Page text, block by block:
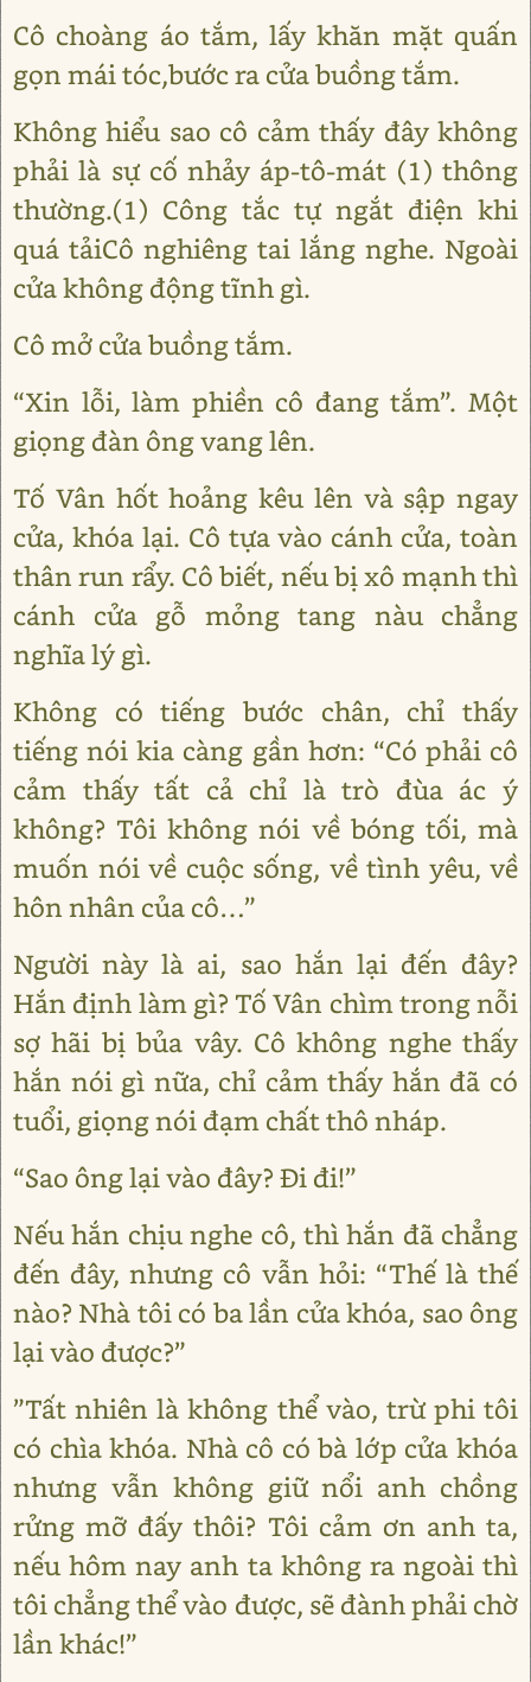
Cô choàng áo tắm, lấy khăn mặt quấn
gọn mái tóc,bước ra cửa buồng tắm.
Không hiểu sao cô cảm thấy đây không
phải là sự cố nhảy áp-tô-mát (1) thông
thường.(1) Công tắc tự ngắt điện khi
quá tảiCô nghiêng tai lắng nghe. Ngoài
cửa không động tĩnh gì.
Cô mở cửa buồng tắm.
“Xin lỗi, làm phiền cô đang tắm”. Một
giọng đàn ông vang lên.
Tố Vân hốt hoảng kêu lên và sập ngay
cửa, khóa lại. Cô tựa vào cánh cửa, toàn
thân run rẩy. Cô biết, nếu bị xô mạnh thì
cánh cửa gỗ mỏng tang nàu chẳng
nghĩa lý gì.
Không có tiếng bước chân, chỉ thấy
tiếng nói kia càng gần hơn: “Có phải cô
cảm thấy tất cả chỉ là trò đùa ác ý
không? Tôi không nói về bóng tối, mà
muốn nói về cuộc sống, về tình yêu, về
hôn nhân của cô…”
Người này là ai, sao hắn lại đến đây?
Hắn định làm gì? Tố Vân chìm trong nỗi
sợ hãi bị bủa vây. Cô không nghe thấy
hắn nói gì nữa, chỉ cảm thấy hắn đã có
tuổi, giọng nói đạm chất thô nháp.
“Sao ông lại vào đây? Đi đi!”
Nếu hắn chịu nghe cô, thì hắn đã chẳng
đến đây, nhưng cô vẫn hỏi: “Thế là thế
nào? Nhà tôi có ba lần cửa khóa, sao ông
lại vào được?”
”Tất nhiên là không thể vào, trừ phi tôi
có chìa khóa. Nhà cô có bà lớp cửa khóa
nhưng vẫn không giữ nổi anh chồng
rửng mỡ đấy thôi? Tôi cảm ơn anh ta,
nếu hôm nay anh ta không ra ngoài thì
tôi chẳng thể vào được, sẽ đành phải chờ
lần khác!”